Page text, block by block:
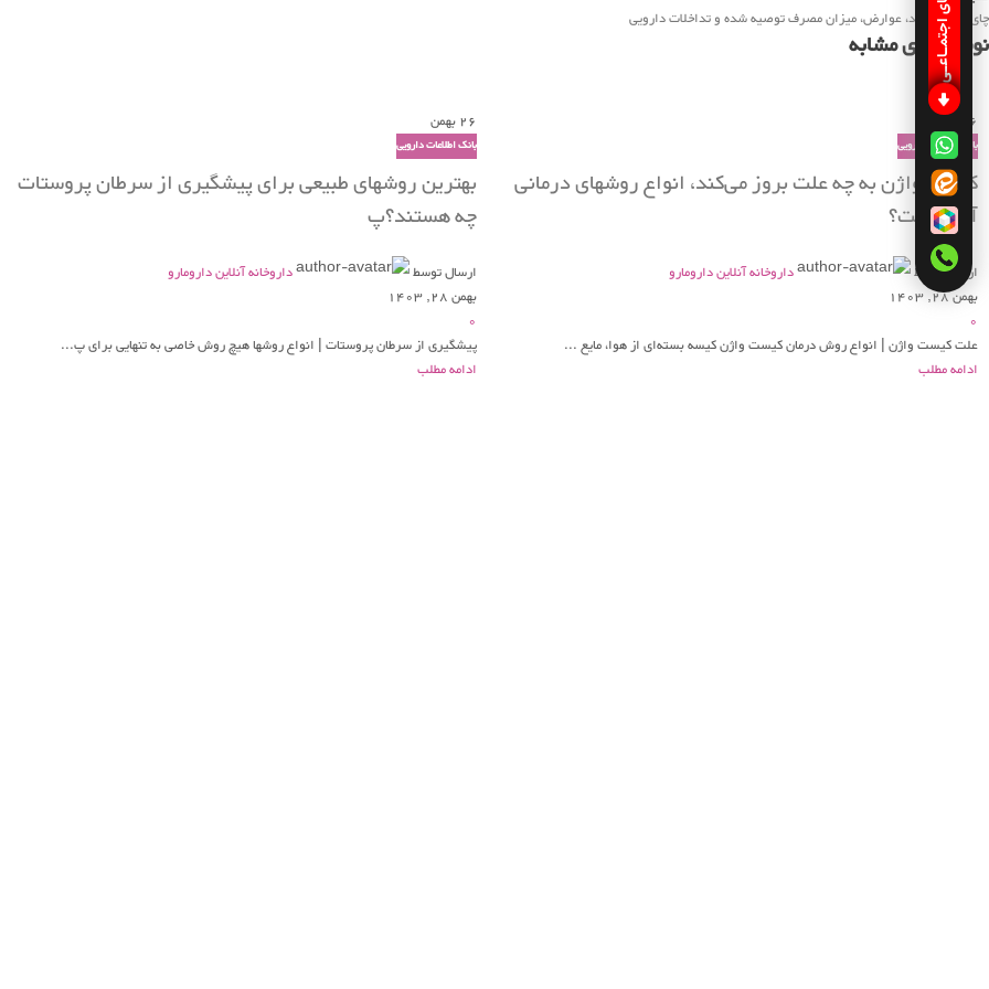
چای سنا ؛ فواید، عوارض، میزان مصرف توصیه شده و تداخلات دارویی
نوشته های مشابه
26 بهمن
بانک اطلاعات دارویی
کیست واژن به چه علت بروز می‌کند، انواع روشهای درمانی
آن چیست؟
ارسال توسط
داروخانه آنلاین دارومارو
بهمن 28, 1403
0
علت کیست واژن | انواع روش درمان کیست واژن کیسه بسته‌ای از هوا، مایع ...
ادامه مطلب
26 بهمن
بانک اطلاعات دارویی
بهترین روشهای طبیعی برای پیشگیری از سرطان پروستات
چه هستند؟پ
ارسال توسط
داروخانه آنلاین دارومارو
بهمن 28, 1403
0
پیشگیری از سرطان پروستات | انواع روشها هیچ روش خاصی به تنهایی برای پ...
ادامه مطلب